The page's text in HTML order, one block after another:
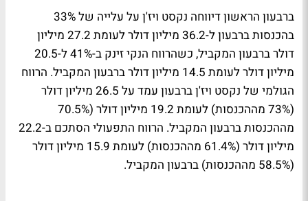
ברבעון הראשון דיווחה נקסט ויז'ן על עלייה של 33%
בהכנסות ברבעון ל-36.2 מיליון דולר לעומת 27.2 מיליון
דולר ברבעון המקביל, כשהרווח הנקי זינק ב-41% ל-20.5
מיליון דולר לעומת 14.5 מיליון דולר ברבעון המקביל. הרווח
הגולמי של נקסט ויז'ן ברבעון עמד על 26.5 מיליון דולר
(73% מההכנסות) לעומת 19.2 מיליון דולר (70.5%
מההכנסות ברבעון המקביל. הרווח התפעולי הסתכם ב-22.2
מיליון דולר (61.4% מההכנסות) לעומת 15.9 מיליון דולר
(58.5% מההכנסות) ברבעון המקביל.